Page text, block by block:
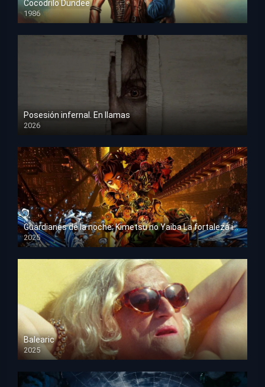
Cocodrilo Dundee
1986
HD 1080p
Posesión infernal. En llamas
2026
HD 1080p
Guardianes de la noche: Kimetsu no Yaiba La fortaleza infinita
2025
HD 1080p
Balearic
2025
HD 1080p